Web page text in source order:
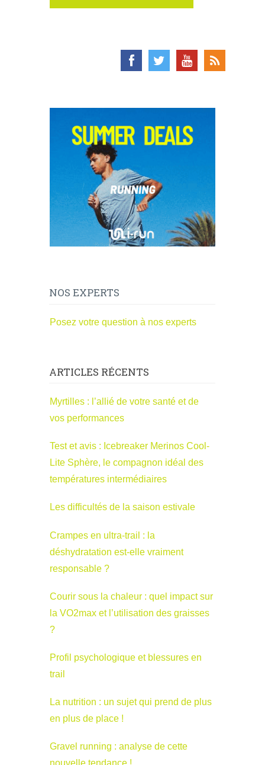
NOS EXPERTS
Posez votre question à nos experts
ARTICLES RÉCENTS
Myrtilles : l’allié de votre santé et de
vos performances
Test et avis : Icebreaker Merinos Cool-
Lite Sphère, le compagnon idéal des
températures intermédiaires
Les difficultés de la saison estivale
Crampes en ultra-trail : la
déshydratation est-elle vraiment
responsable ?
Courir sous la chaleur : quel impact sur
la VO2max et l’utilisation des graisses
?
Profil psychologique et blessures en
trail
La nutrition : un sujet qui prend de plus
en plus de place !
Gravel running : analyse de cette